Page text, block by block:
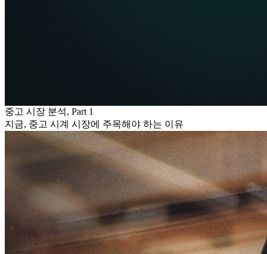
중고 시장 분석, Part 1
지금, 중고 시계 시장에 주목해야 하는 이유